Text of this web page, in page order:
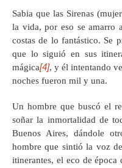
Sabia que las Sirenas
la vida, por eso se amarro
costas de lo fantástico. Se
que lo siguió en sus
mágica[4], y él intentando
noches fueron mil y una.
Un hombre que buscó el
soñar la inmortalidad de
Buenos Aires, dándole
hombre que sintió la voz
itinerantes, el eco de